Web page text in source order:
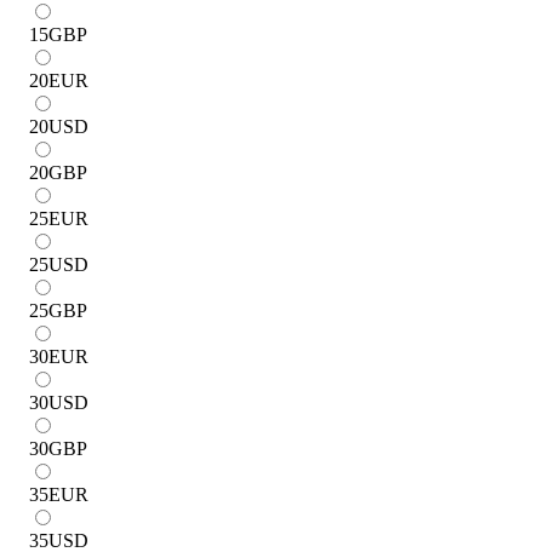
15GBP
20EUR
20USD
20GBP
25EUR
25USD
25GBP
30EUR
30USD
30GBP
35EUR
35USD